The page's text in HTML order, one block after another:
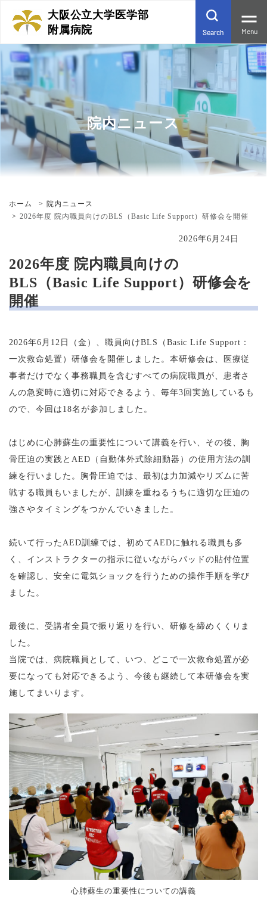
大阪公立大学医学部
附属病院
Search Menu
院内ニュース
ホーム
院内ニュース
2026年度 院内職員向けのBLS（Basic Life Support）研修会を開催
2026年6月24日
2026年度 院内職員向けの
BLS（Basic Life Support）研修会を
開催
2026年6月12日（金）、職員向けBLS（Basic Life Support：
一次救命処置）研修会を開催しました。本研修会は、医療従
事者だけでなく事務職員を含むすべての病院職員が、患者さ
んの急変時に適切に対応できるよう、毎年3回実施しているも
ので、今回は18名が参加しました。
はじめに心肺蘇生の重要性について講義を行い、その後、胸
骨圧迫の実践とAED（自動体外式除細動器）の使用方法の訓
練を行いました。胸骨圧迫では、最初は力加減やリズムに苦
戦する職員もいましたが、訓練を重ねるうちに適切な圧迫の
強さやタイミングをつかんでいきました。
続いて行ったAED訓練では、初めてAEDに触れる職員も多
く、インストラクターの指示に従いながらパッドの貼付位置
を確認し、安全に電気ショックを行うための操作手順を学び
ました。
最後に、受講者全員で振り返りを行い、研修を締めくくりま
した。
当院では、病院職員として、いつ、どこで一次救命処置が必
要になっても対応できるよう、今後も継続して本研修会を実
施してまいります。
心肺蘇生の重要性についての講義